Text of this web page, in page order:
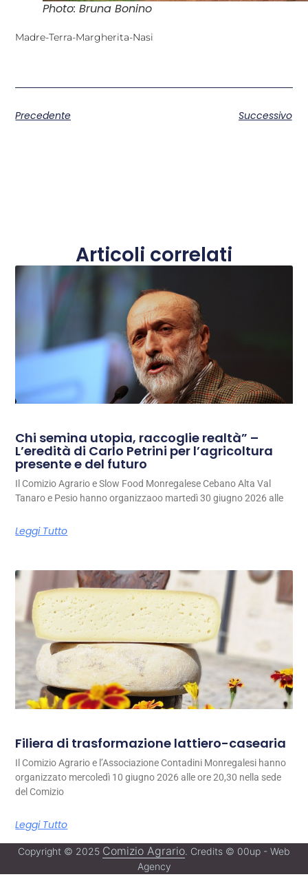
Photo: Bruna Bonino
Madre-Terra-Margherita-Nasi
Precedente Successivo
Articoli correlati
Chi semina utopia, raccoglie realtà” –
L’eredità di Carlo Petrini per l’agricoltura
presente e del futuro
Il Comizio Agrario e Slow Food Monregalese Cebano Alta Val
Tanaro e Pesio hanno organizzaoo martedì 30 giugno 2026 alle
Leggi Tutto
Filiera di trasformazione lattiero-casearia
Il Comizio Agrario e l’Associazione Contadini Monregalesi hanno
organizzato mercoledì 10 giugno 2026 alle ore 20,30 nella sede
del Comizio
Leggi Tutto
Copyright © 2025 Comizio Agrario. Credits © 00up - Web
Agency